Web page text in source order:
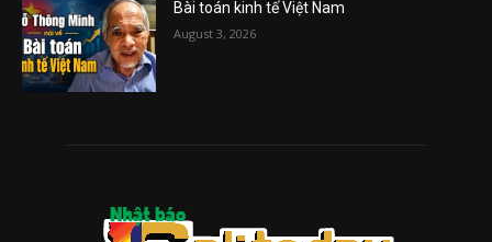
Bài toán kinh tế Việt Nam
August 3, 2026